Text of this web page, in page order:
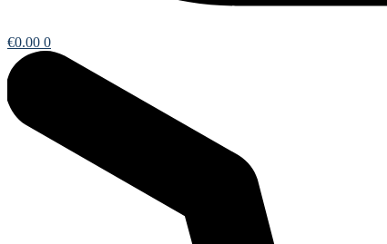
€0.00 0